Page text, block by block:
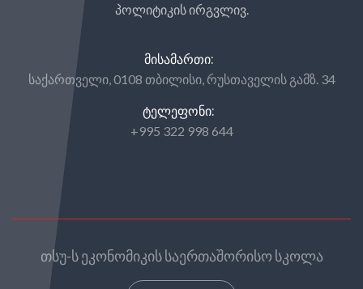
პოლიტიკის ირგვლივ.
ᲛᲘᲡᲐᲛᲐᲠᲗᲘ:
საქართველი, 0108 თბილისი, რუსთაველის გამზ. 34
ᲢᲔᲚᲔᲤᲝᲜᲘ:
+995 322 998 644
თსუ-ს ეკონომიკის საერთაშორისო სკოლა